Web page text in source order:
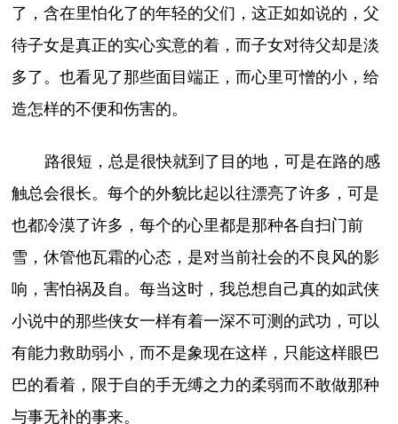
了，含在里怕化了的年轻的父们，这正如如说的，父
待子女是真正的实心实意的着，而子女对待父却是淡
多了。也看见了那些面目端正，而心里可憎的小，给
造怎样的不便和伤害的。
路很短，总是很快就到了目的地，可是在路的感
触总会很长。每个的外貌比起以往漂亮了许多，可是
也都冷漠了许多，每个的心里都是那种各自扫门前
雪，休管他瓦霜的心态，是对当前社会的不良风的影
响，害怕祸及自。每当这时，我总想自己真的如武侠
小说中的那些侠女一样有着一深不可测的武功，可以
有能力救助弱小，而不是象现在这样，只能这样眼巴
巴的看着，限于自的手无缚之力的柔弱而不敢做那种
与事无补的事来。